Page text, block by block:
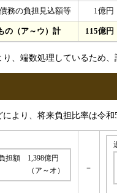
務の負担見込額等 1億円
の（ア～ウ）計 115億円
、端数処理しているため、
より、将来負担比率は令
担額 1,398億円
ア～オ）
－